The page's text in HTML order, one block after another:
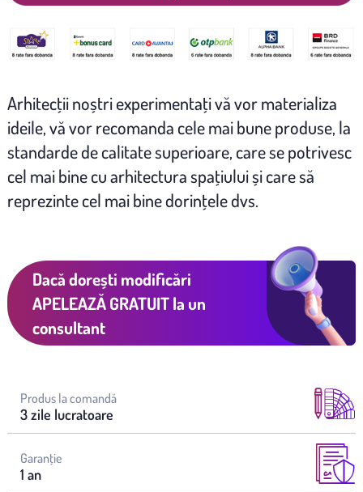
Arhitecţii noștri experimentaţi vă vor materializa
ideile, vă vor recomanda cele mai bune produse, la
standarde de calitate superioare, care se potrivesc
cel mai bine cu arhitectura spaţiului și care să
reprezinte cel mai bine dorinţele dvs.
Dacă dorești modificări
APELEAZĂ GRATUITla un
consultant
Produs la comandă
3 zile lucratoare
Garanţie
1 an